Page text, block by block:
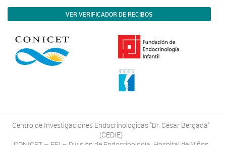
VER VERIFICADOR DE RECIBOS
Centro de Investigaciones Endocrinológicas "Dr. César Bergadá"
(CEDIE)